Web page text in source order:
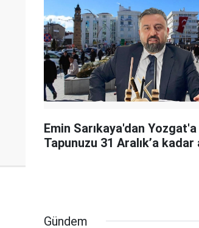
Emin Sarıkaya'dan Yozgat'a
Tapunuzu 31 Aralık’a kadar
Gündem